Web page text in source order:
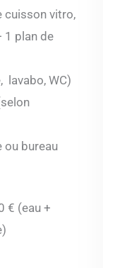
cuisson vitro,
1 plan de
lavabo, WC)
ou bureau
€ (eau +